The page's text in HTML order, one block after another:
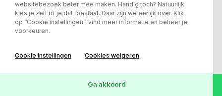
websitebezoek beter mee maken. Handig toch? Natuurlijk
kies je zelf of je dat toestaat. Daar zijn we eerlijk over. Klik
op “Cookie instellingen”, vind meer informatie en beheer je
voorkeuren.
Cookie instellingen Cookies weigeren
Ga akkoord